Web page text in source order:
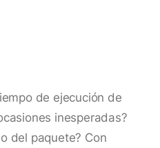
de ejecución de
inesperadas?
del paquete? Con